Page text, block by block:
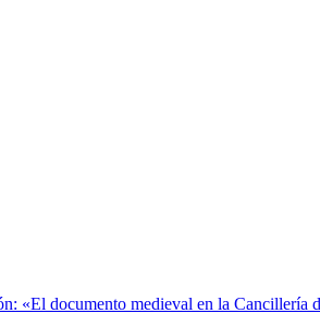
«El documento medieval en la Cancillería